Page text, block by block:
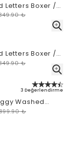
Letters Boxer /
₺
Letters Boxer /
₺
3 Değerlendirme
Washed
Blue
₺